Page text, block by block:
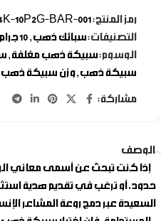
رمز المنتج:10P2G-BAR-001
التصنيفات:سبائك ذهب , 10 جرام
الوسوم:سبيكة ذهب مغلفة ,
سبيكة ذهب , وزن سبيكة ذهب
مشاركة:
الوصف
إذا كنت تبحث عن أسمى معاني
حدود، أو ترغب في تقديم هدية
السعيدة عبر دمج روعة المشاعر